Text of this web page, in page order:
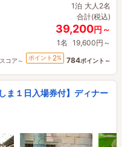
1泊 大人2名
合計(税込)
39,200円～
1名 19,600円～
コア～ ポイント 2% 784ポイント～
ま１日入場券付】ディナー